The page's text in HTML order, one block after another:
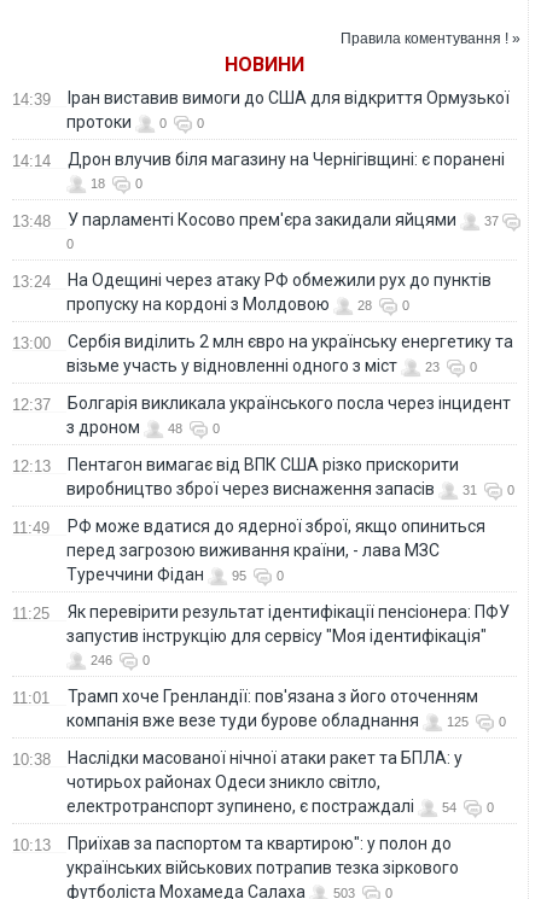
Правила коментування ! »
НОВИНИ
14:39
Іран виставив вимоги до США для відкриття Ормузької
протоки
0 0
14:14 Дрон влучив біля магазину на Чернігівщині: є поранені
18 0
13:48 У парламенті Косово прем'єра закидали яйцями
37
0
13:24
На Одещині через атаку РФ обмежили рух до пунктів
пропуску на кордоні з Молдовою
28 0
13:00
Сербія виділить 2 млн євро на українську енергетику та
візьме участь у відновленні одного з міст
23 0
12:37
Болгарія викликала українського посла через інцидент
з дроном
48 0
12:13
Пентагон вимагає від ВПК США різко прискорити
виробництво зброї через виснаження запасів
31 0
11:49
РФ може вдатися до ядерної зброї, якщо опиниться
перед загрозою виживання країни, - лава МЗС
Туреччини Фідан
95 0
11:25
Як перевірити результат ідентифікації пенсіонера: ПФУ
запустив інструкцію для сервісу "Моя ідентифікація"
246 0
11:01
Трамп хоче Гренландії: пов'язана з його оточенням
компанія вже везе туди бурове обладнання
125 0
10:38
Наслідки масованої нічної атаки ракет та БПЛА: у
чотирьох районах Одеси зникло світло,
електротранспорт зупинено, є постраждалі
54 0
10:13
Приїхав за паспортом та квартирою": у полон до
українських військових потрапив тезка зіркового
футболіста Мохамеда Салаха
503 0